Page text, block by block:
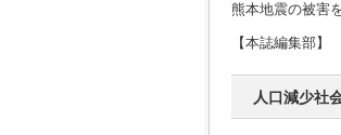
熊本地震の被害
【本誌編集部】
人口減少社